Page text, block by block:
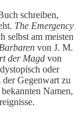
schreiben,
The Emergency
selbst am meisten
von J. M.
der Magd von
oder
der Gegenwart zu
Namen,